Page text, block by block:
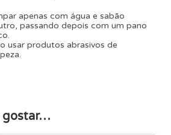
apenas com água e sabão
passando depois com um pano
usar produtos abrasivos de
gostar…